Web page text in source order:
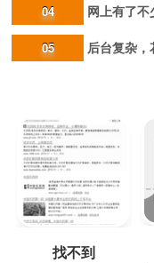
04 网上有了不
05 后台复杂，
找不到